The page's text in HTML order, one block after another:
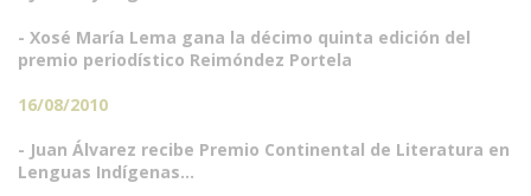
- Xosé María Lema gana la décimo quinta edición del
premio periodístico Reimóndez Portela
16/08/2010
- Juan Álvarez recibe Premio Continental de Literatura en
Lenguas Indígenas…